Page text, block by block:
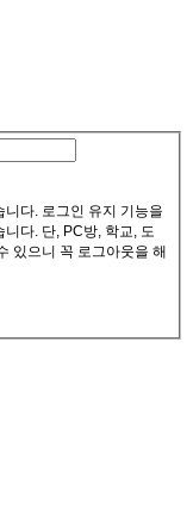
다. 로그인 유지 기능을
다. 단, PC방, 학교, 도
있으니 꼭 로그아웃을 해